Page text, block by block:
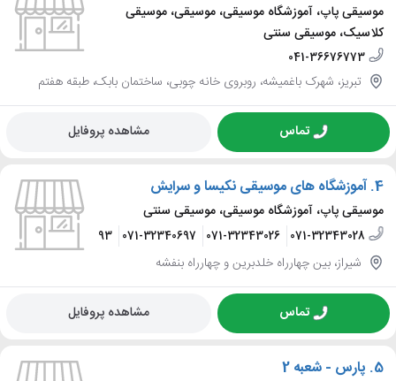
موسیقی پاپ، آموزشگاه موسیقی، موسیقی، موسیقی
کلاسیک، موسیقی سنتی
041-36676773
تبریز، شهرک باغمیشه، روبروی خانه چوبی، ساختمان بابک، طبقه هفتم
تماس مشاهده پروفایل
4. آموزشگاه های موسیقی نکیسا و سرایش
موسیقی پاپ، آموزشگاه موسیقی، موسیقی سنتی
071-32343028
071-32343026
071-32340697
071-32340693
شیراز، بین چهارراه خلدبرین و چهارراه بنفشه
تماس مشاهده پروفایل
5. پارس - شعبه 2